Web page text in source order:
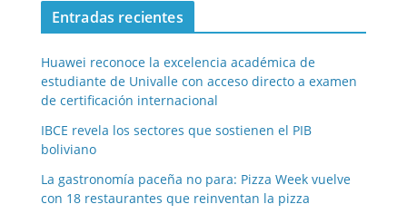
Entradas recientes
Huawei reconoce la excelencia académica de
estudiante de Univalle con acceso directo a examen
de certificación internacional
IBCE revela los sectores que sostienen el PIB
boliviano
La gastronomía paceña no para: Pizza Week vuelve
con 18 restaurantes que reinventan la pizza